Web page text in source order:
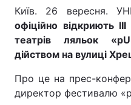
Київ. 26 вересня.
офіційно відкриють
театрів ляльок
дійством на вулиці
Про це на прес-
директор фестивалю